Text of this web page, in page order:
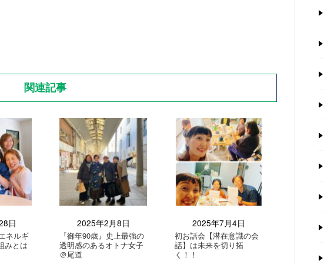
関連記事
日
ネルギ
みとは
2025年2月8日
『御年90歳』史上最強の
透明感のあるオトナ女子
＠尾道
2025年7月4日
初お話会【潜在意識の会
話】は未来を切り拓
く！！